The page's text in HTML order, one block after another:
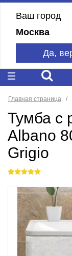
Ваш город
Москва
Да,
Главная страница
Тумба с
Albano
Grigio